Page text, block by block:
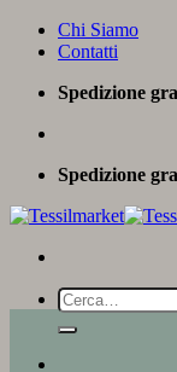
Salta
Chi Siamo
Contatti
Spedizione
Spedizione
Cerca: